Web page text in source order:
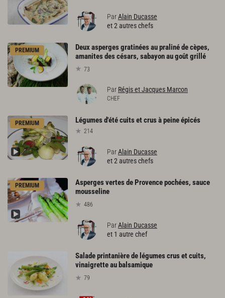
ParAlain Ducasse
et 2 autres chefs
PREMIUM
Deux asperges gratinées au praliné de cèpes,
amanites des césars, sabayon au goût grillé
73
Par Régis et Jacques Marcon
CHEF
PREMIUM Légumesd'étécuitsetcrusàpeineépicés
214
ParAlain Ducasse
et 2 autres chefs
PREMIUM
Asperges vertes de Provence pochées, sauce
mousseline
486
ParAlain Ducasse
et 1 autre chef
Salade printanière de légumes crus et cuits,
vinaigrette au balsamique
79